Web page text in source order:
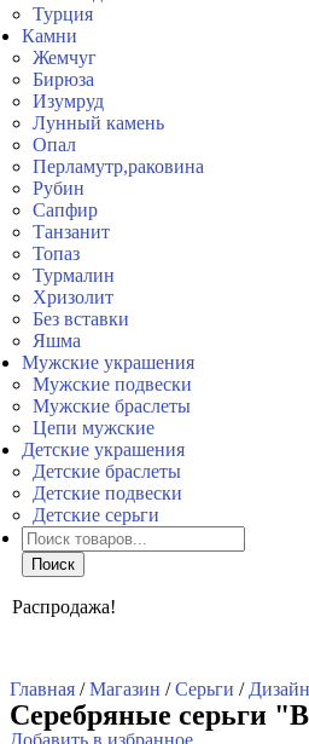
Турция
Камни
Жемчуг
Бирюза
Изумруд
Лунный камень
Опал
Перламутр,раковина
Рубин
Сапфир
Танзанит
Топаз
Турмалин
Хризолит
Без вставки
Яшма
Мужские украшения
Мужские подвески
Мужские браслеты
Цепи мужские
Детские украшения
Детские браслеты
Детские подвески
Детские серьги
Поиск
товаров
Поиск
Распродажа!
Главная /Магазин /Серьги /
Серебряные серьги
Добавить в избранное